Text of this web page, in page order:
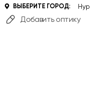
ВЫБЕРИТЕ ГОРОД:
Добавить оптику